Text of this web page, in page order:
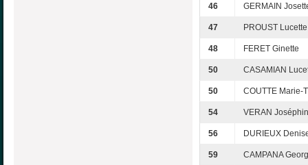
46 GERMAIN
47 PROUST Lucette
48 FERET Ginette
50 CASAMIAN
50 COUTTE Marie-
54 VERAN
56 DURIEUX
59 CAMPANA